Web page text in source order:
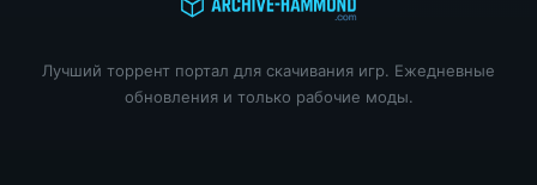
Лучший торрент портал для скачивания игр. Ежедневные
обновления и только рабочие моды.